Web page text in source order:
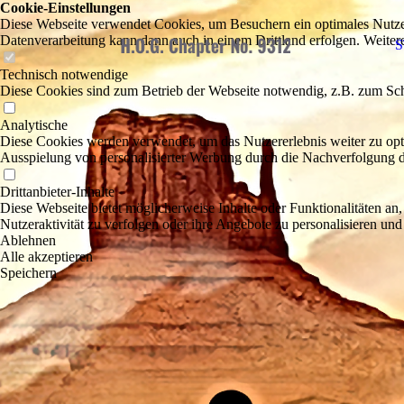
Cookie-Einstellungen
Diese Webseite verwendet Cookies, um Besuchern ein optimales
Datenverarbeitung kann dann auch in einem Drittland erfolgen.
Technisch notwendige
Diese Cookies sind zum Betrieb der Webseite notwendig, z.B. zum
Analytische
Diese Cookies werden verwendet, um das Nutzererlebnis weiter zu
Ausspielung von personalisierter Werbung durch die Nachverfolgung
Drittanbieter-Inhalte
Diese Webseite bietet möglicherweise Inhalte oder Funktionalitäten
Nutzeraktivität zu verfolgen oder ihre Angebote zu personalisieren und
Ablehnen
Alle akzeptieren
Speichern